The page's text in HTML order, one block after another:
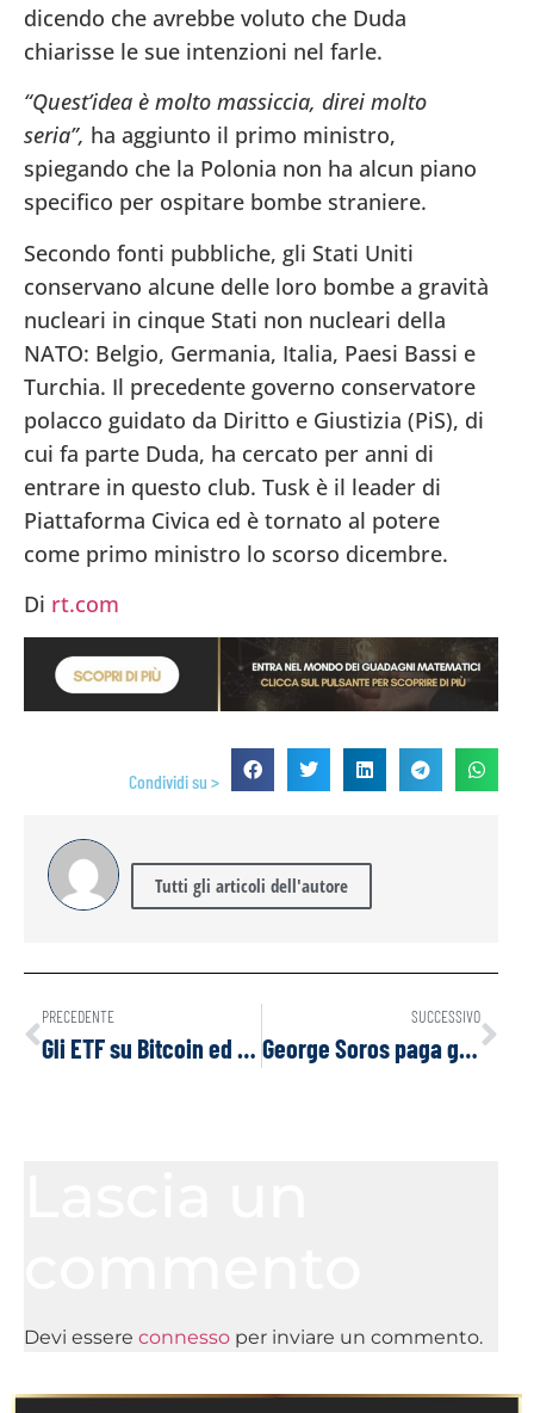
dicendo che avrebbe voluto che Duda
chiarisse le sue intenzioni nel farle.
“Quest’idea è molto massiccia, direi molto
seria”, ha aggiunto il primo ministro,
spiegando che la Polonia non ha alcun piano
specifico per ospitare bombe straniere.
Secondo fonti pubbliche, gli Stati Uniti
conservano alcune delle loro bombe a gravità
nucleari in cinque Stati non nucleari della
NATO: Belgio, Germania, Italia, Paesi Bassi e
Turchia. Il precedente governo conservatore
polacco guidato da Diritto e Giustizia (PiS), di
cui fa parte Duda, ha cercato per anni di
entrare in questo club. Tusk è il leader di
Piattaforma Civica ed è tornato al potere
come primo ministro lo scorso dicembre.
Di rt.com
Condividi su >
Tutti gli articoli dell'autore
PRECEDENTE
Gli ETF su Bitcoin ed Ether a Hong Kong sono stati ufficialmente approvati e le negoziazioni inizieranno il 30 aprile
SUCCESSIVO
George Soros paga gli studenti che protestano proteste contro Israele
Devi essere connesso per inviare un commento.